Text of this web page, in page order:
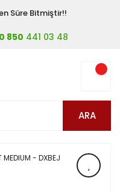
Süre Bitmiştir!!
0 850 441 03 48
ARA